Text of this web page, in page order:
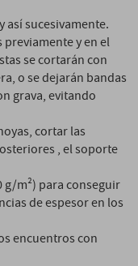
así sucesivamente.
previamente y en el
se cortarán con
o se dejarán bandas
grava, evitando
cortar las
, el soporte
g/m²) para conseguir
de espesor en los
encuentros con